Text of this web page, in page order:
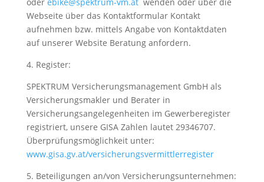
Webseite über das Kontaktformular Kontakt
aufnehmen bzw. mittels Angabe von Kontaktdaten
auf unserer Website Beratung anfordern.
4. Register:
SPEKTRUM Versicherungsmanagement GmbH als
Versicherungsmakler und Berater in
Versicherungsangelegenheiten im Gewerberegister
registriert, unsere GISA Zahlen lautet 29346707.
Überprüfungsmöglichkeit unter:
www.gisa.gv.at/versicherungsvermittlerregister
5. Beteiligungen an/von Versicherungsunternehmen: